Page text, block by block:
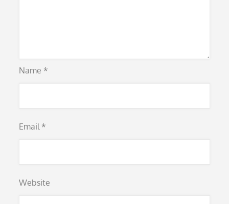
Name *
Email *
Website